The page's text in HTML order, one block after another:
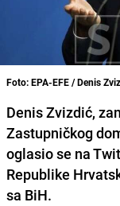
Foto: EPA-EFE / Denis
Denis Zvizdić,
Zastupničkog
oglasio se na
Republike
sa BiH.